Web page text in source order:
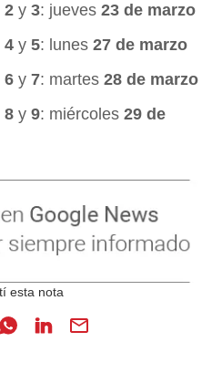
2 y 3: jueves 23 de marzo
4 y 5: lunes 27 de marzo
6 y 7: martes 28 de marzo
8 y 9: miércoles 29 de